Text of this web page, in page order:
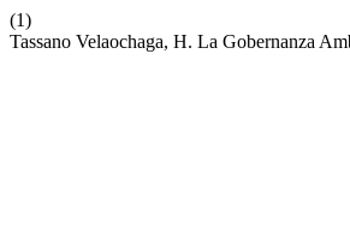
(1)
Tassano Velaochaga, H. La Gobernanza